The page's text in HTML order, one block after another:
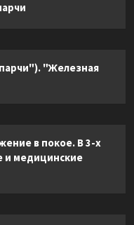
"Железная
в покое. В 3-х
и медицинские